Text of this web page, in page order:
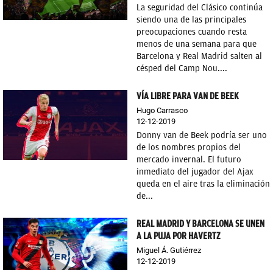
La seguridad del Clásico continúa
siendo una de las principales
preocupaciones cuando resta
menos de una semana para que
Barcelona y Real Madrid salten al
césped del Camp Nou....
VÍA LIBRE PARA VAN DE BEEK
Hugo Carrasco
12-12-2019
Donny van de Beek podría ser uno
de los nombres propios del
mercado invernal. El futuro
inmediato del jugador del Ajax
queda en el aire tras la eliminación
de...
REAL MADRID Y BARCELONA SE UNEN
A LA PUJA POR HAVERTZ
Miguel Á. Gutiérrez
12-12-2019